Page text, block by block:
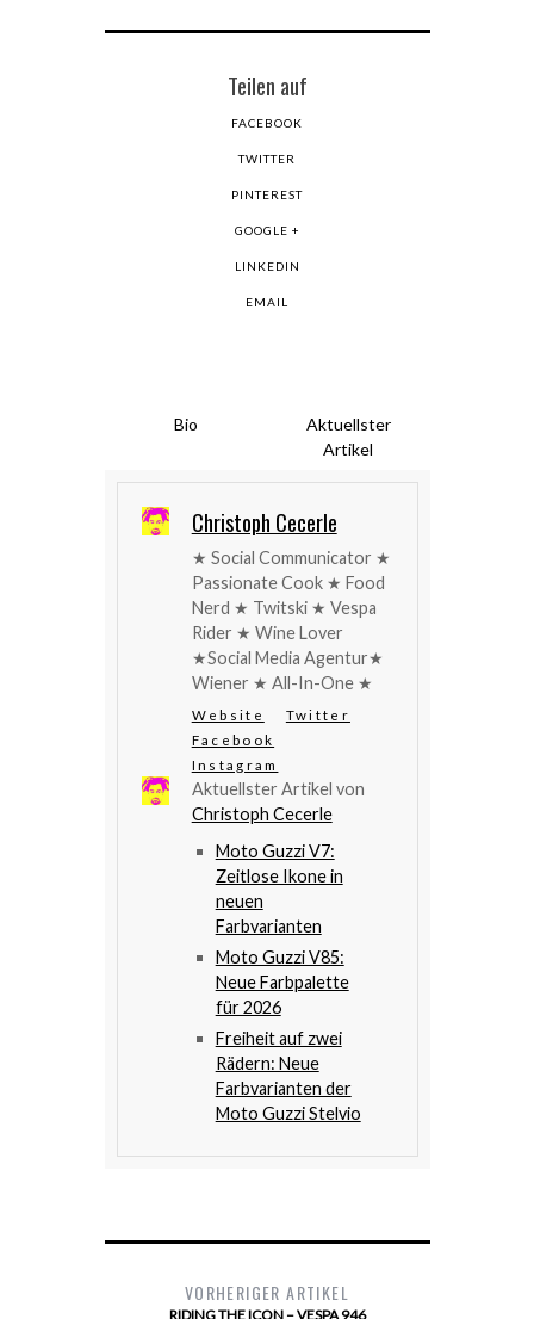
Teilen auf
FACEBOOK
TWITTER
PINTEREST
GOOGLE +
LINKEDIN
EMAIL
Bio
Aktuellster
Artikel
Christoph Cecerle
★ Social Communicator ★
Passionate Cook ★ Food
Nerd ★ Twitski ★ Vespa
Rider ★ Wine Lover
★Social Media Agentur★
Wiener ★ All-In-One ★
Website
Twitter
Facebook
Instagram
Aktuellster Artikel von
Christoph Cecerle
Moto Guzzi V7:
Zeitlose Ikone in
neuen
Farbvarianten
Moto Guzzi V85:
Neue Farbpalette
für 2026
Freiheit auf zwei
Rädern: Neue
Farbvarianten der
Moto Guzzi Stelvio
VORHERIGER ARTIKEL
RIDING THE ICON – VESPA 946